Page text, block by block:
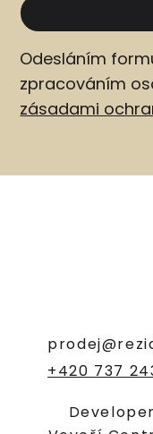
Odesláním
zpracováním
zásadami
+420 737